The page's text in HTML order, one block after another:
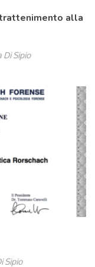
alla
Di Sipio
Sipio